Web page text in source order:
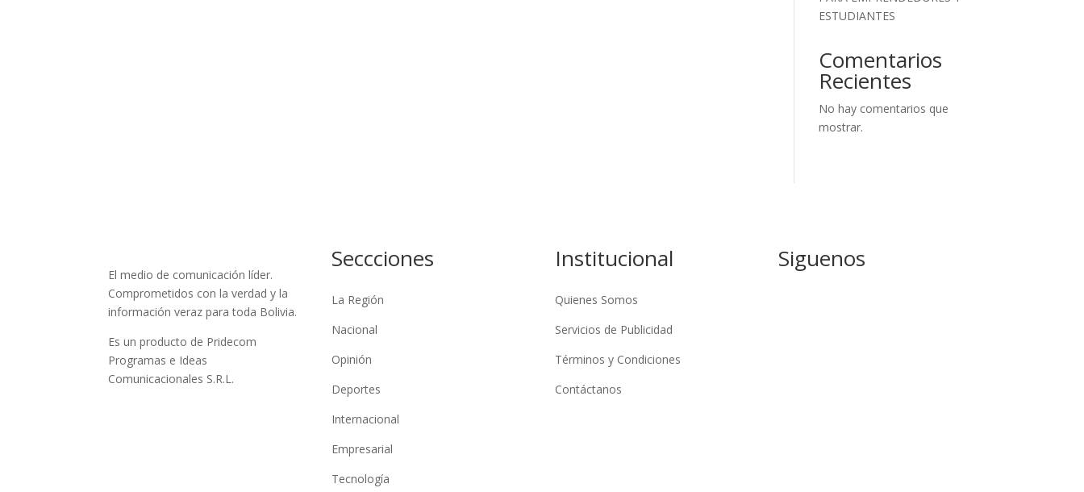
ESTUDIANTES
Comentarios
Recientes
No hay comentarios que
mostrar.
El medio de comunicación líder.
Comprometidos con la verdad y la
información veraz para toda Bolivia.
Es un producto de Pridecom
Programas e Ideas
Comunicacionales S.R.L.
Seccciones
La Región
Nacional
Opinión
Deportes
Internacional
Empresarial
Tecnología
Institucional
Quienes Somos
Servicios de Publicidad
Términos y Condiciones
Contáctanos
Siguenos